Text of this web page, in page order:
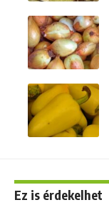
Ez is érdekelhet